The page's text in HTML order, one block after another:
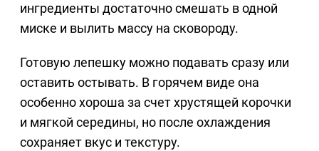
ингредиенты достаточно смешать в одной
миске и вылить массу на сковороду.
Готовую лепешку можно подавать сразу или
оставить остывать. В горячем виде она
особенно хороша за счет хрустящей корочки
и мягкой середины, но после охлаждения
сохраняет вкус и текстуру.